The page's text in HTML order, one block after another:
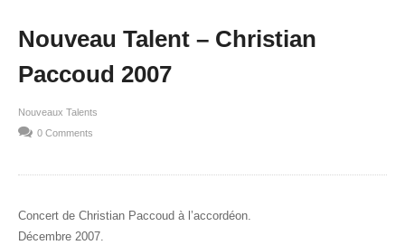
Nouveau Talent – Christian
Paccoud 2007
Nouveaux Talents
0 Comments
Concert de Christian Paccoud à l’accordéon.
Décembre 2007.